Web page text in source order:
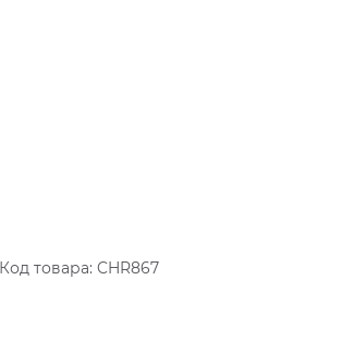
Код товара:CHR867